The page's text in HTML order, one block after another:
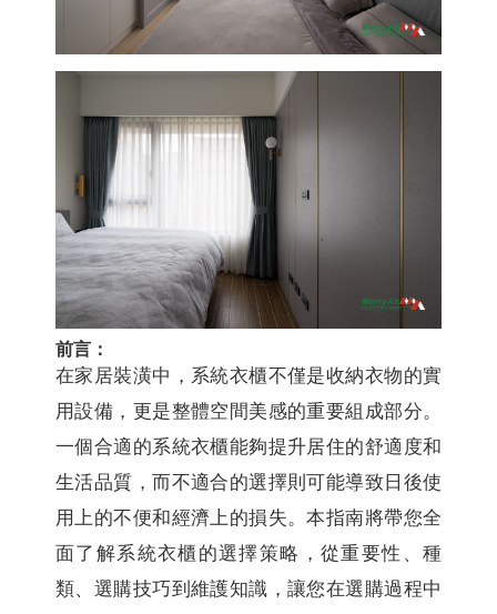
前言：
在家居裝潢中，系統衣櫃不僅是收納衣物的實
用設備，更是整體空間美感的重要組成部分。
一個合適的系統衣櫃能夠提升居住的舒適度和
生活品質，而不適合的選擇則可能導致日後使
用上的不便和經濟上的損失。本指南將帶您全
面了解系統衣櫃的選擇策略，從重要性、種
類、選購技巧到維護知識，讓您在選購過程中